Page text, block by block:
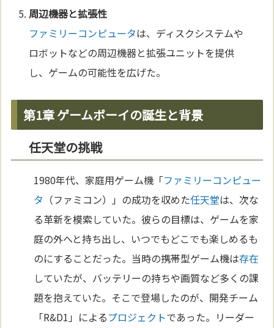
周辺機器と拡張性
ファミリーコンピュータは、ディスクシステムや
ロボットなどの周辺機器と拡張ユニットを提供
し、ゲームの可能性を広げた。
第1章 ゲームボーイの誕生と背景
任天堂の挑戦
1980年代、家庭用ゲーム機「ファミリーコンピュー
タ （ファミコン）」の成功を収めた任天堂は、次な
る革新を模索していた。彼らの目標は、ゲームを家
庭の外へと持ち出し、いつでもどこでも楽しめるも
のにすることだった。当時の携帯型ゲーム機は存在
していたが、バッテリーの持ちや画質など多くの課
題を抱えていた。そこで登場したのが、開発チーム
「R&D1」によるプロジェクトであった。リーダー